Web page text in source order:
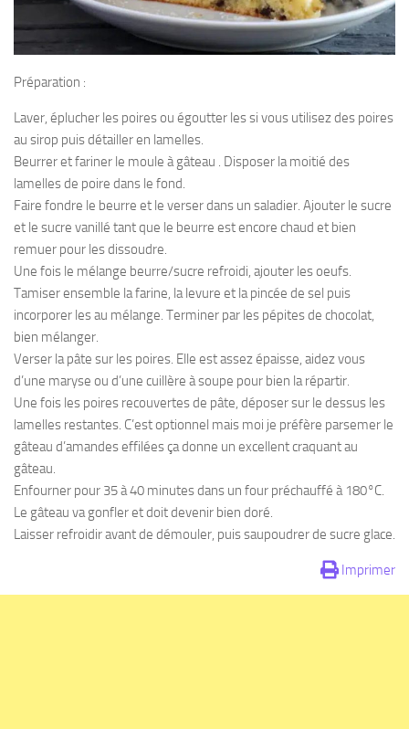
Préparation :
Laver, éplucher les poires ou égoutter les si vous utilisez des poires
au sirop puis détailler en lamelles.
Beurrer et fariner le moule à gâteau . Disposer la moitié des
lamelles de poire dans le fond.
Faire fondre le beurre et le verser dans un saladier. Ajouter le sucre
et le sucre vanillé tant que le beurre est encore chaud et bien
remuer pour les dissoudre.
Une fois le mélange beurre/sucre refroidi, ajouter les oeufs.
Tamiser ensemble la farine, la levure et la pincée de sel puis
incorporer les au mélange. Terminer par les pépites de chocolat,
bien mélanger.
Verser la pâte sur les poires. Elle est assez épaisse, aidez vous
d’une maryse ou d’une cuillère à soupe pour bien la répartir.
Une fois les poires recouvertes de pâte, déposer sur le dessus les
lamelles restantes. C’est optionnel mais moi je préfère parsemer le
gâteau d’amandes effilées ça donne un excellent craquant au
gâteau.
Enfourner pour 35 à 40 minutes dans un four préchauffé à 180°C.
Le gâteau va gonfler et doit devenir bien doré.
Laisser refroidir avant de démouler, puis saupoudrer de sucre glace.
Imprimer